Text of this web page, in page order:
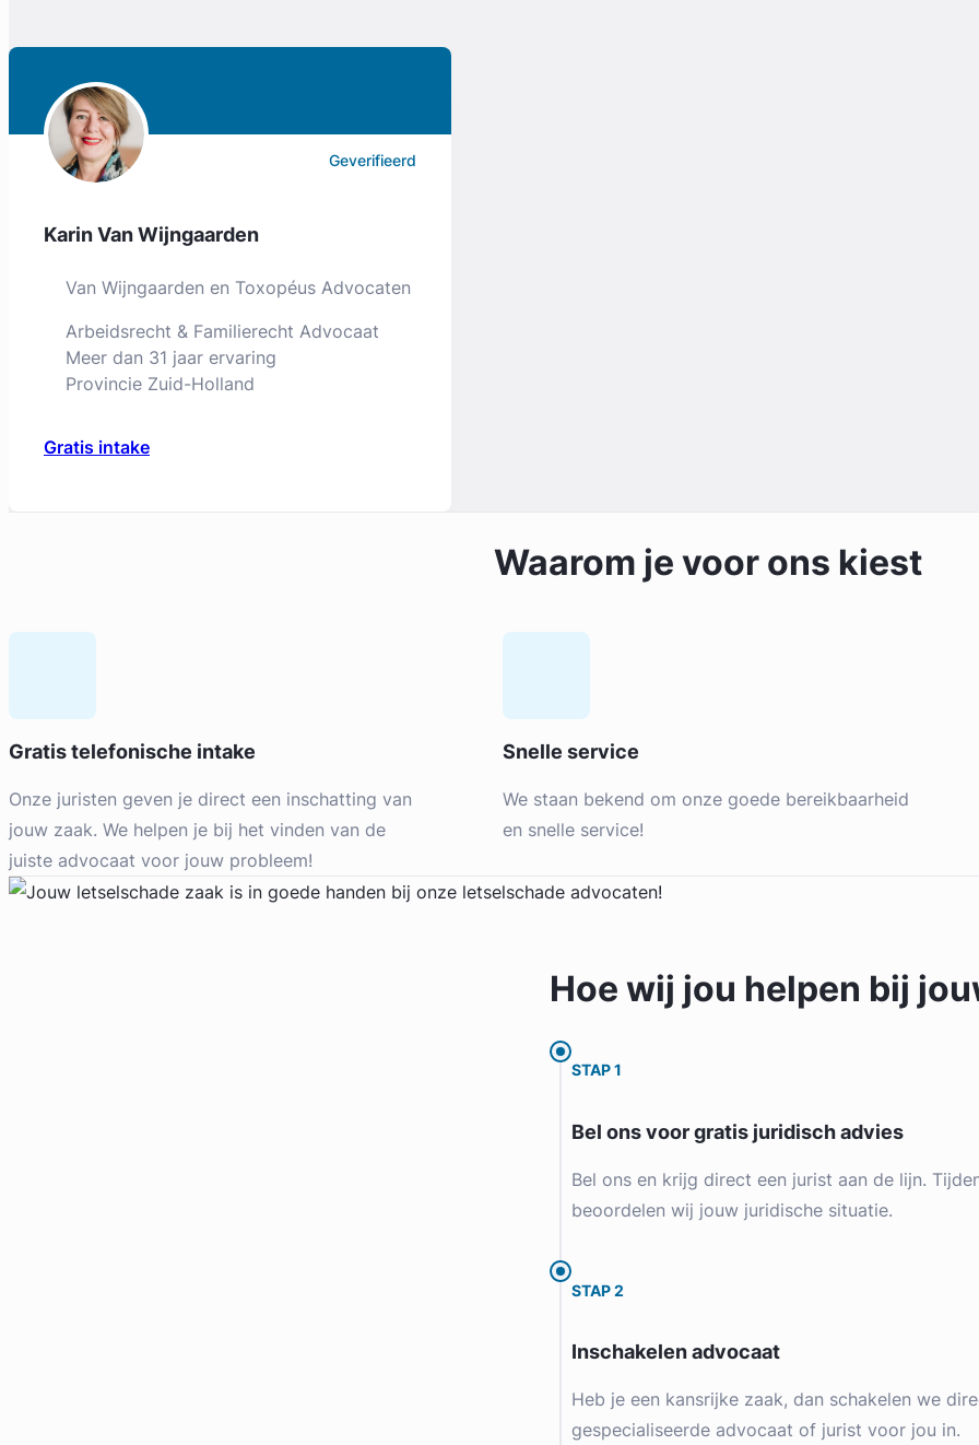
Waarom je voor ons kiest
Gratis telefonische intake
Onze juristen geven je direct een inschatting van
jouw zaak. We helpen je bij het vinden van de
juiste advocaat voor jouw probleem!
Snelle service
We staan bekend om onze goede bereikbaarheid
en snelle service!
Hoe wij jou helpen bij
STAP 1
Bel ons voor gratis juridisch advies
Bel ons en krijg direct een jurist aan de lijn.
beoordelen wij jouw juridische situatie.
STAP 2
Inschakelen advocaat
Heb je een kansrijke zaak, dan schakelen we
gespecialiseerde advocaat of jurist voor jou in.